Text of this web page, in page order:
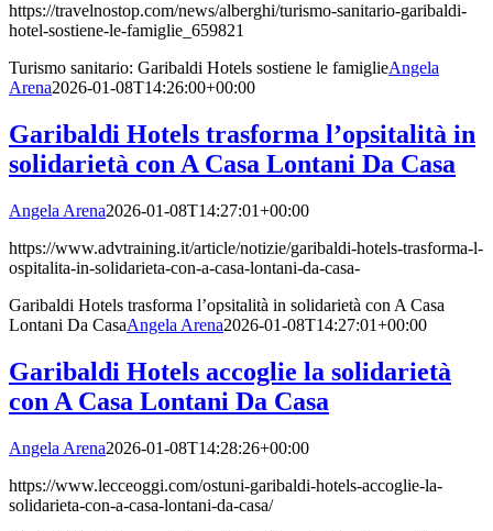
https://travelnostop.com/news/alberghi/turismo-sanitario-garibaldi-
hotel-sostiene-le-famiglie_659821
Turismo sanitario: Garibaldi Hotels sostiene le famiglieAngela
Arena2026-01-08T14:26:00+00:00
Garibaldi Hotels trasforma l’opsitalità in
solidarietà con A Casa Lontani Da Casa
Angela Arena2026-01-08T14:27:01+00:00
https://www.advtraining.it/article/notizie/garibaldi-hotels-trasforma-l-
ospitalita-in-solidarieta-con-a-casa-lontani-da-casa-
Garibaldi Hotels trasforma l’opsitalità in solidarietà con A Casa
Lontani Da CasaAngela Arena2026-01-08T14:27:01+00:00
Garibaldi Hotels accoglie la solidarietà
con A Casa Lontani Da Casa
Angela Arena2026-01-08T14:28:26+00:00
https://www.lecceoggi.com/ostuni-garibaldi-hotels-accoglie-la-
solidarieta-con-a-casa-lontani-da-casa/